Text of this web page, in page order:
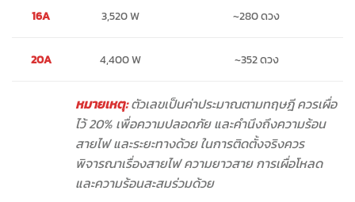
16A 3,520 W ~280 ดวง
20A 4,400 W ~352 ดวง
หมายเหตุ:ตัวเลขเป็นค่าประมาณตามทฤษฎี ควรเผื่อ
ไว้ 20% เพื่อความปลอดภัย และคำนึงถึงความร้อน
สายไฟ และระยะทางด้วย ในการติดตั้งจริงควร
พิจารณาเรื่องสายไฟ ความยาวสาย การเผื่อโหลด
และความร้อนสะสมร่วมด้วย